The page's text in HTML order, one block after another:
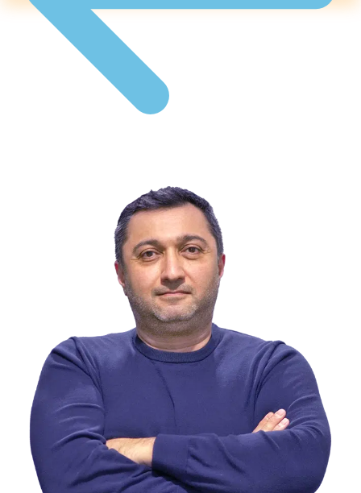
پشتیبانی سریع و مستقیم
قبل از شروع فروش در آمازون
مطمئن شوید مسیر درستی انتخاب کرده‌اید.
مشاوره رایگان با آقای امید مقام و تیم پشتیبانی.
شروع مشاوره رایگان